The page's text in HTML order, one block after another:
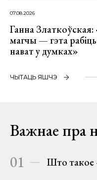
07.08.2026
Ганна
магчы — гэта
нават у думках»
ЧЫТАЦЬ ЯШЧЭ
Важнае пра
01 Што такое